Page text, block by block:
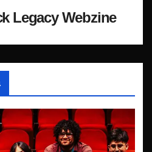
Legacy Webzine